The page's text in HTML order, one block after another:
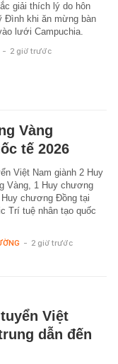
giải thích lý do hôn
Đình khi ăn mừng bàn
lưới Campuchia.
- 2 giờ trước
Vàng
tế 2026
Việt Nam giành 2 Huy
Vàng, 1 Huy chương
Huy chương Đồng tại
Trí tuệ nhân tạo quốc
- 2 giờ trước
Việt
dẫn đến